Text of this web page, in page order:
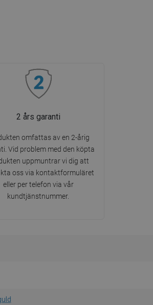
2 års garanti
omfattas av en 2-årig
Vid problem med den köpta
uppmuntrar vi dig att
oss via kontaktformuläret
eller per telefon via vår
kundtjänstnummer.